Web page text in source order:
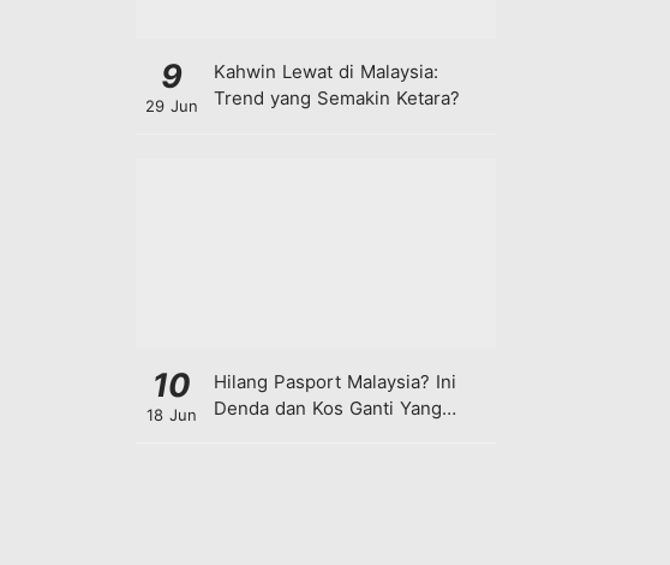
9
29 Jun
Kahwin Lewat di Malaysia:
Trend yang Semakin Ketara?
10
18 Jun
Hilang Pasport Malaysia? Ini
Denda dan Kos Ganti Yang